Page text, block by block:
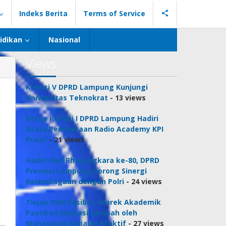
Indeks Berita Terms of Service
Nasional
Views
Komisi V DPRD Lampung Kunjungi
Universitas Teknokrat - 13 views
Ketua Komisi I DPRD Lampung Hadiri
Acara Pembukaan Radio Academy KPI
Pusat - 21 views
Hadiri Hari Bhayangkara ke-80, DPRD
Provinsi Lampung Dorong Sinergi
Kelembagaan dengan Polri - 24 views
Tinjau KKN Pesibar, Warek Akademik
Pastikan Edukasi Sampah oleh
Mahasiswa Berjalan Efektif - 27 views